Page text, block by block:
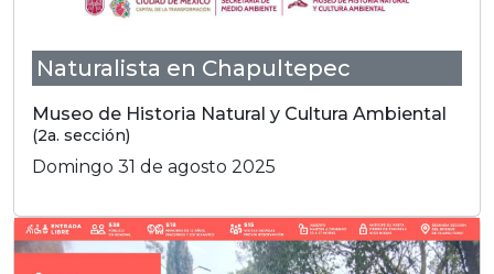
Naturalista en Chapultepec
Museo de Historia Natural y Cultura Ambiental
(2a. sección)
Domingo 31 de agosto 2025